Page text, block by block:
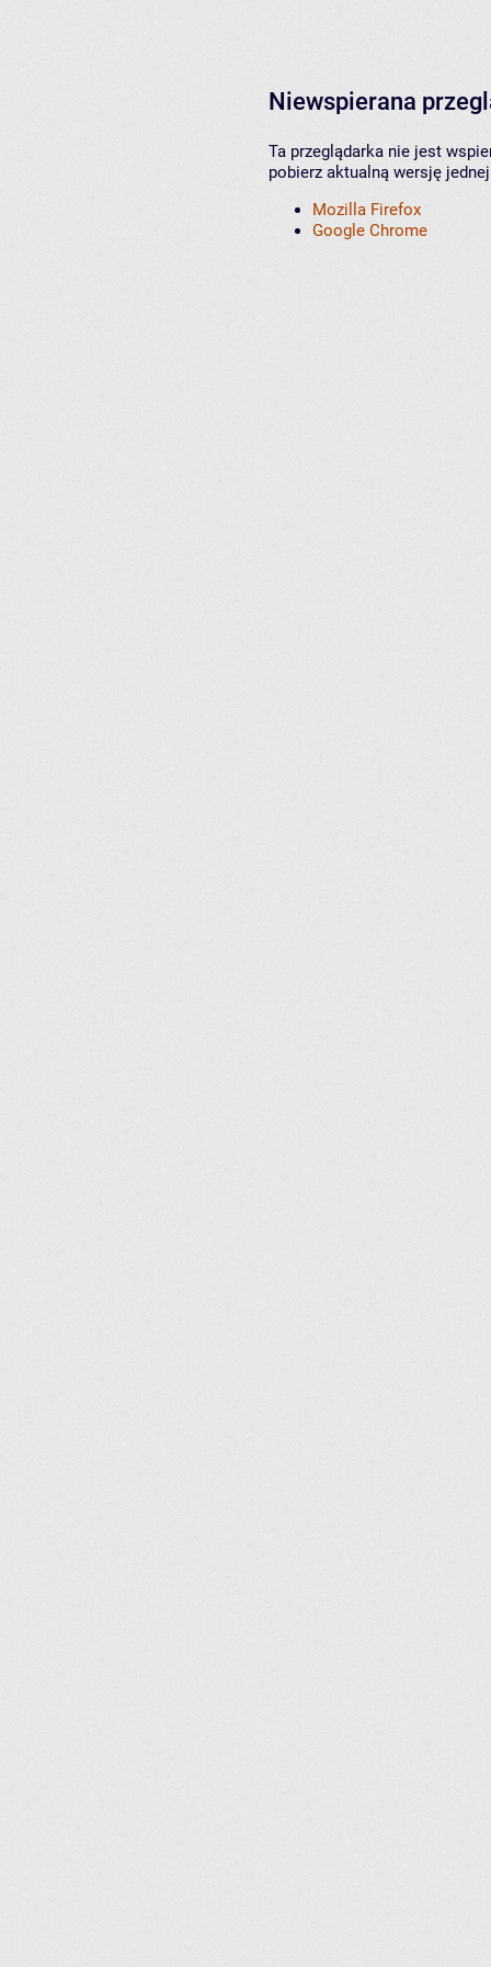
Niewspierana
Ta przeglądarka nie jest
pobierz aktualną wersję
Mozilla Firefox
Google Chrome